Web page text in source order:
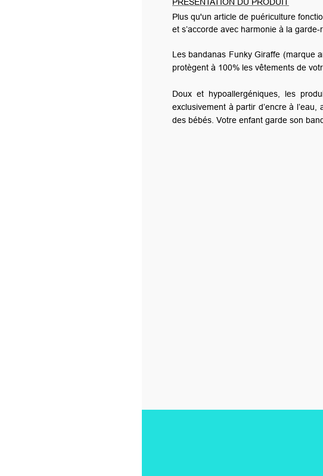
Plus qu'un article de puériculture fonctionnel, le bandana est l'accessoire de
et s’accorde avec harmonie à la garde-robe de votre bébé.
Les bandanas Funky Giraffe (marque anglaise de qualité) s’adaptent
protègent à 100% les vêtements de votre bébé des fuites, des
Doux et hypoallergéniques, les produits sont fabriqués à partir de
exclusivement à partir d’encre à l’eau, aucun solvant ni produit nocif
des bébés. Votre enfant garde son bandana toute la journée diminuant